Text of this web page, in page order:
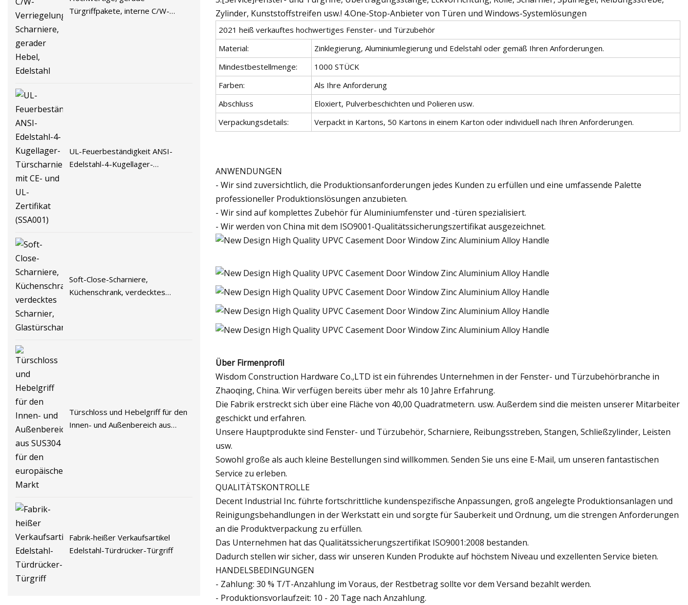
Türgriffpakete, interne C/W-
UL-Feuerbeständigkeit ANSI-
Edelstahl-4-Kugellager-
Soft-Close-Scharniere,
Küchenschrank, verdecktes
Türschloss und Hebelgriff für den
Innen- und Außenbereich aus
Fabrik-heißer Verkaufsartikel
Edelstahl-Türdrücker-Türgriff
Zylinder, Kunststoffstreifen usw.! 4.One-Stop-Anbieter von Türen und Windows-Systemlösungen
2021 heiß verkauftes hochwertiges Fenster- und Türzubehör
Material:
Zinklegierung, Aluminiumlegierung und Edelstahl oder gemäß Ihren Anforderungen.
Mindestbestellmenge:
1000 STÜCK
Farben:
Als Ihre Anforderung
Abschluss
Eloxiert, Pulverbeschichten und Polieren usw.
Verpackungsdetails:
Verpackt in Kartons, 50 Kartons in einem Karton oder individuell nach Ihren Anforderungen.
ANWENDUNGEN
- Wir sind zuversichtlich, die Produktionsanforderungen jedes Kunden zu erfüllen und eine umfassende Palette
professioneller Produktionslösungen anzubieten.
- Wir sind auf komplettes Zubehör für Aluminiumfenster und -türen spezialisiert.
- Wir werden von China mit dem ISO9001-Qualitätssicherungszertifikat ausgezeichnet.
Über Firmenprofil
Wisdom Construction Hardware Co.,LTD ist ein führendes Unternehmen in der Fenster- und Türzubehörbranche in
Zhaoqing, China. Wir verfügen bereits über mehr als 10 Jahre Erfahrung.
Die Fabrik erstreckt sich über eine Fläche von 40,00 Quadratmetern. usw. Außerdem sind die meisten unserer Mitarbeiter
geschickt und erfahren.
Unsere Hauptprodukte sind Fenster- und Türzubehör, Scharniere, Reibungsstreben, Stangen, Schließzylinder, Leisten
usw.
Sowohl große als auch kleine Bestellungen sind willkommen. Senden Sie uns eine E-Mail, um unseren fantastischen
Service zu erleben.
QUALITÄTSKONTROLLE
Decent Industrial Inc. führte fortschrittliche kundenspezifische Anpassungen, groß angelegte Produktionsanlagen und
Reinigungsbehandlungen in der Werkstatt ein und sorgte für Sauberkeit und Ordnung, um die strengen Anforderungen
an die Produktverpackung zu erfüllen.
Das Unternehmen hat das Qualitätssicherungszertifikat ISO9001:2008 bestanden.
Dadurch stellen wir sicher, dass wir unseren Kunden Produkte auf höchstem Niveau und exzellenten Service bieten.
HANDELSBEDINGUNGEN
- Zahlung: 30 % T/T-Anzahlung im Voraus, der Restbetrag sollte vor dem Versand bezahlt werden.
- Produktionsvorlaufzeit: 10 - 20 Tage nach Anzahlung.